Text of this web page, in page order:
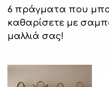
6 πράγματα που
καθαρίσετε με
μαλλιά σας!